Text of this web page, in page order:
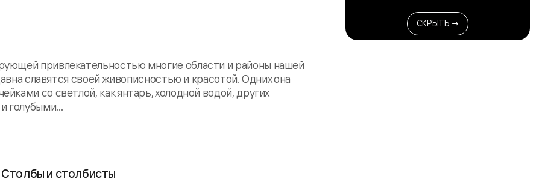
привлекательностью многие области и районы нашей
славятся своей живописностью и красотой. Одних она
со светлой, как янтарь, холодной водой, других
голубыми...
и столбисты
СКРЫТЬ →